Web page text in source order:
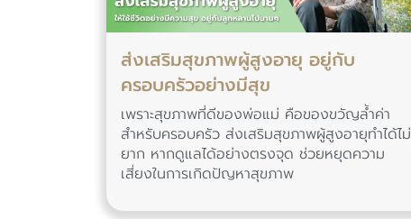
ส่งเสริมสุขภาพผู้สูงอายุ อยู่กับ
ครอบครัวอย่างมีสุข
เพราะสุขภาพที่ดีของพ่อแม่ คือของขวัญล้ำค่า
สำหรับครอบครัว ส่งเสริมสุขภาพผู้สูงอายุทำได้ไม่
ยาก หากดูแลได้อย่างตรงจุด ช่วยหยุดความ
เสี่ยงในการเกิดปัญหาสุขภาพ